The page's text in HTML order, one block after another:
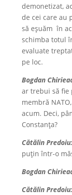
demonetizat,
de cei care au
să eșuăm în
schimba totul
evaluate
pe loc.
Bogdan
ar trebui să fie
membră
acum. Deci,
Constanţa?
Cătălin Predoiu:
puțin într-o
Bogdan
Cătălin Predoiu: